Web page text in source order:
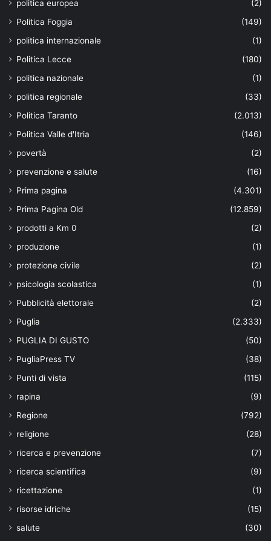
politica europea
(2)
Politica Foggia
(149)
politica internazionale
(1)
Politica Lecce
(180)
politica nazionale
(1)
politica regionale
(33)
Politica Taranto
(2.013)
Politica Valle d'Itria
(146)
povertà
(2)
prevenzione e salute
(16)
Prima pagina
(4.301)
Prima Pagina Old
(12.859)
prodotti a Km 0
(2)
produzione
(1)
protezione civile
(2)
psicologia scolastica
(1)
Pubblicità elettorale
(2)
Puglia
(2.333)
PUGLIA DI GUSTO
(50)
PugliaPress TV
(38)
Punti di vista
(115)
rapina
(9)
Regione
(792)
religione
(28)
ricerca e prevenzione
(7)
ricerca scientifica
(9)
ricettazione
(1)
risorse idriche
(15)
salute
(30)